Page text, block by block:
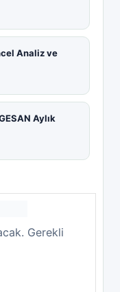
Analiz ve
Aylık
Gerekli